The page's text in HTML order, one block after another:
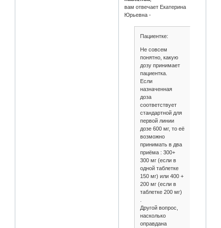
вам отвечает Екатерина
Юрьевна -
Пациентке:
Не совсем
понятно, какую
дозу принимает
пациентка.
Если
назначенная
доза
соответствует
стандартной для
первой линии
дозе 600 мг, то её
возможно
принимать в два
приёма : 300+
300 мг (если в
одной таблетке
150 мг) или 400 +
200 мг (если в
таблетке 200 мг)
Другой вопрос,
насколько
оправдана